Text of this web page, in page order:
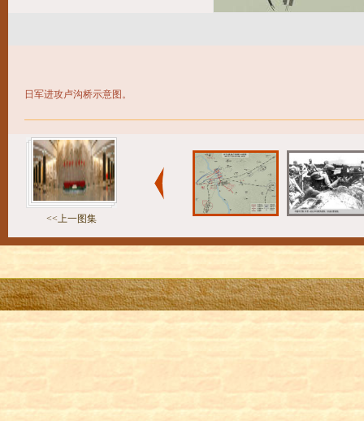
日军进攻卢沟桥示意图。
<<上一图集